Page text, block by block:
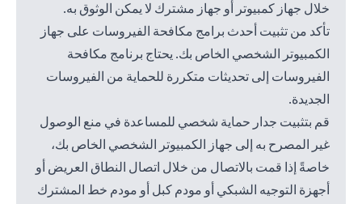
خلال جهاز كمبيوتر أو جهاز مشترك لا يمكن الوثوق به.
تأكد من تثبيت أحدث برامج مكافحة الفيروسات على جهاز
الكمبيوتر الشخصي الخاص بك. يحتاج برنامج مكافحة
الفيروسات إلى تحديثات متكررة للحماية من الفيروسات
الجديدة.
قم بتثبيت جدار حماية شخصي للمساعدة في منع الوصول
غير المصرح به إلى جهاز الكمبيوتر الشخصي الخاص بك،
خاصةً إذا قمت بالاتصال من خلال اتصال النطاق العريض أو
أجهزة التوجيه الشبكي أو مودم كبل أو مودم خط المشترك